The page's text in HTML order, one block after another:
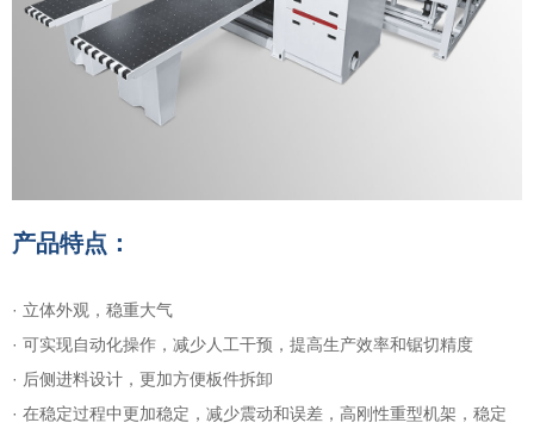
产品特点：
· 立体外观，稳重大气
· 可实现自动化操作，减少人工干预，提高生产效率和锯切精度
· 后侧进料设计，更加方便板件拆卸
· 在稳定过程中更加稳定，减少震动和误差，高刚性重型机架，稳定